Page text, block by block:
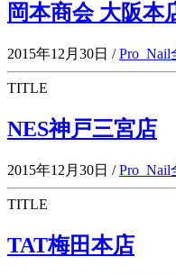
岡本商会 大阪本
2015年12月30日 /
TITLE
NES神戸三宮店
2015年12月30日 /
TITLE
TAT梅田本店